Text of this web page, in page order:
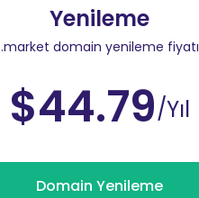
Yenileme
.market domain yenileme fiyatı
$44.79/Yıl
Domain Yenileme